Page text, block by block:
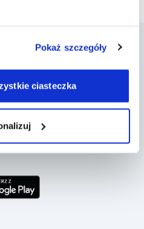
Pokaż szczegóły
ciasteczka
w
konto i
14-dniowego